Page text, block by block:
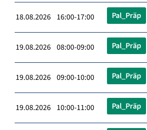
18.08.2026 16:00-17:00 Pal_Präp
19.08.2026 08:00-09:00 Pal_Präp
19.08.2026 09:00-10:00 Pal_Präp
19.08.2026 10:00-11:00 Pal_Präp